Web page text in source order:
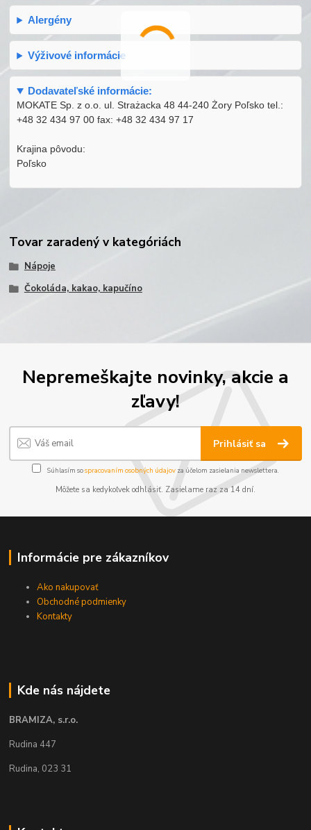
Alergény
Výživové informácie
Dodavateľské informácie:
MOKATE Sp. z o.o. ul. Strażacka 48 44-240 Żory Poľsko tel.:
+48 32 434 97 00 fax: +48 32 434 97 17
Krajina pôvodu:
Poľsko
Tovar zaradený v kategóriách
Nápoje
Čokoláda, kakao, kapučíno
Nepremeškajte novinky, akcie a
zľavy!
Prihlásiť sa
Súhlasím sospracovaním osobných údajov za účelom zasielania newslettera.
Môžete sa kedykoľvek odhlásiť. Zasielame raz za 14 dní.
Informácie pre zákazníkov
Ako nakupovať
Obchodné podmienky
Kontakty
Kde nás nájdete
BRAMIZA, s.r.o.
Rudina 447
Rudina, 023 31